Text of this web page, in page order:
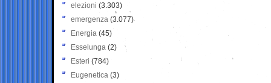
elezioni (3.303)
emergenza (3.077)
Energia (45)
Esselunga (2)
Esteri (784)
Eugenetica (3)